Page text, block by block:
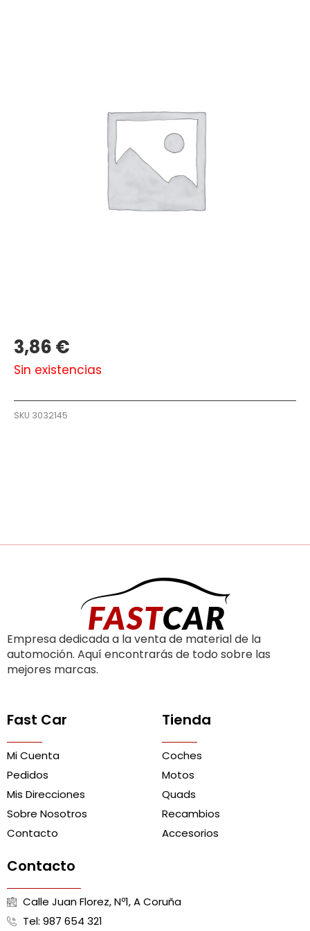
3,86€
Sin existencias
SKU 3032145
Empresa dedicada a la venta de material de la
automoción. Aquí encontrarás de todo sobre las
mejores marcas.
Fast Car
Mi Cuenta
Pedidos
Mis Direcciones
Sobre Nosotros
Contacto
Tienda
Coches
Motos
Quads
Recambios
Accesorios
Contacto
Calle Juan Florez, Nº1, A Coruña
Tel: 987 654 321